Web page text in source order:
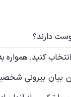
دارند؟
کنید.
بیان بیرونی